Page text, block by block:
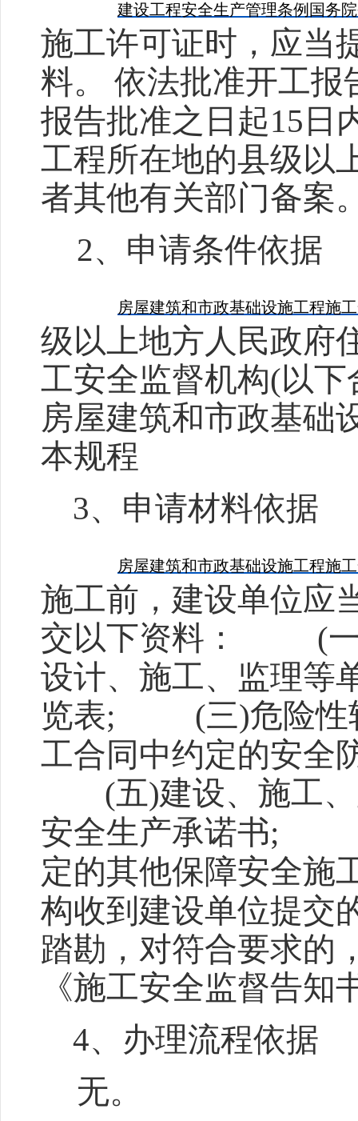
建设工程安全生产管理条例 国务
施工许可证时，应当
料。
依法批准开工报
报告批准之日起15 日
工程所在地的县级以
者其他有关部门备案
2、申请条件依据
房屋建筑和市政基础设施工程施
级以上地方人民政府
工安全监督机构(以
房屋建筑和市政基础
本规程
3、申请材料依据
房屋建筑和市政基础设施工程施
施工前，建设单位应
交以下资料：
(
设计、施工、监理等
览表; (三)危险性
工合同中约定的安全
(五)建设、施工
安全生产承诺书;
定的其他保障安全施
构收到建设单位提交
踏勘，对符合要求的
《施工安全监督告知
4、办理流程依据
无。